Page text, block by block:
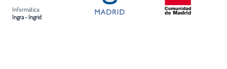
Informática:
Ingra - Ingrid